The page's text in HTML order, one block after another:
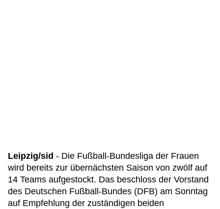
Leipzig/sid - Die Fußball-Bundesliga der Frauen
wird bereits zur übernächsten Saison von zwölf auf
14 Teams aufgestockt. Das beschloss der Vorstand
des Deutschen Fußball-Bundes (DFB) am Sonntag
auf Empfehlung der zuständigen beiden